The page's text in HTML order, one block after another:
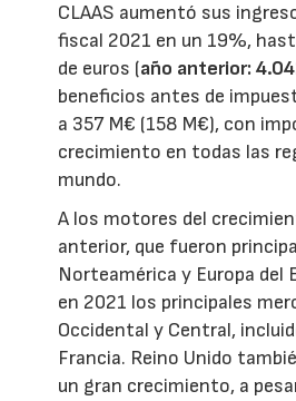
CLAAS aumentó sus
fiscal 2021 en un 19%,
de euros (año anterior:
beneficios antes de
a 357 M€ (158 M€), con
crecimiento en todas las
mundo.
A los motores del
anterior, que fueron
Norteamérica y Europa del
en 2021 los principales
Occidental y Central,
Francia. Reino Unido
un gran crecimiento, a